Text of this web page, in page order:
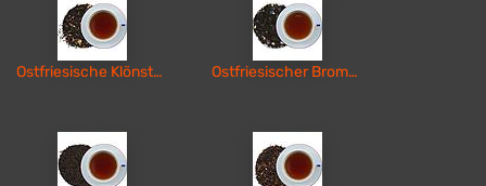
Ostfriesische Klönstunde Ostfriesischer Brombeer-Karamell